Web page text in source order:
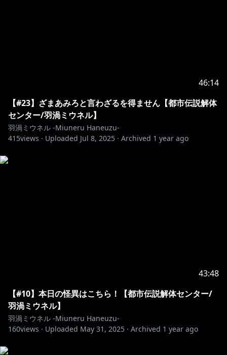
46:14
【#23】ざまあみろと言わざるを得ません【都市伝説解体
センター/羽渦ミウネル】
羽渦ミウネル -Miuneru Haneuzu-
415views · Uploaded Jul 8, 2025 · Archived 1 year ago
43:48
【#10】本日の怪異はこちら！【都市伝説解体センター/
羽渦ミウネル】
羽渦ミウネル -Miuneru Haneuzu-
160views · Uploaded May 31, 2025 · Archived 1 year ago